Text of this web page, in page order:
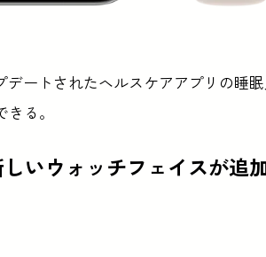
デートされたヘルスケアアプリの睡
る。
いウォッチフェイスが追